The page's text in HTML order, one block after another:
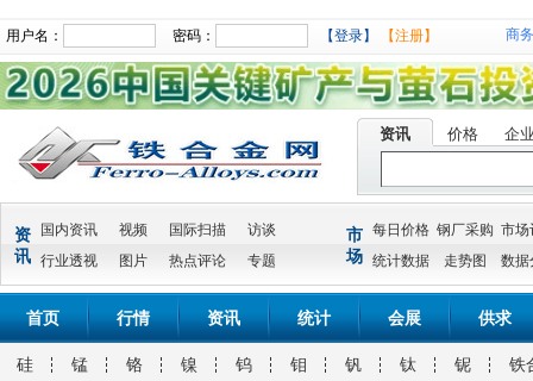
用户名： 密码： 【登录】 【注册】 商
资讯 价格 企
资
讯
国内资讯 视频 国际扫描
访谈
行业透视
图片 热点评论 专题
市
场
每日价格 钢厂采购 市场
统计数据
走势图 数据
首页 行情 资讯 统计 会展 供求
硅 锰 铬 镍 钨 钼 钒 钛 铌 铁